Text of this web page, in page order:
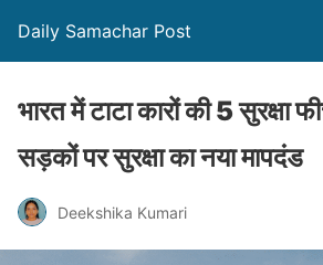
Daily Samachar Post
भारत में टाटा कारों की 5 सुरक्षा
सड़कों पर सुरक्षा का नया मापदंड
Deekshika Kumari